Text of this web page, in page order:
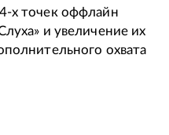
х точек оффлайн
и увеличение их
охвата